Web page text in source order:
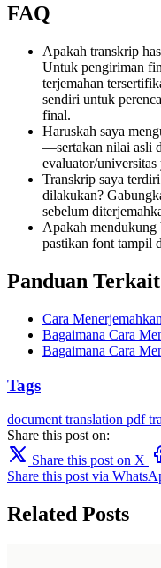
FAQ
Apakah transkrip
Untuk pengiriman
terjemahan
sendiri untuk
final.
Haruskah saya
—sertakan nilai asli
evaluator/
Transkrip saya
dilakukan?
sebelum
Apakah mendukung
pastikan font tampil
Panduan Terkait
Cara
Bagaimana Cara
Bagaimana Cara
Tags
document translation pdf
Share this post on:
Share this post on X
Share this post via
Related Posts